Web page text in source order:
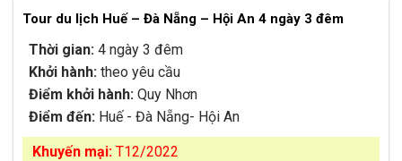
Tour du lịch Huế – Đà Nẵng – Hội An 4 ngày 3 đêm
Thời gian: 4 ngày 3 đêm
Khởi hành: theo yêu cầu
Điểm khởi hành: Quy Nhơn
Điểm đến: Huế - Đà Nẵng- Hội An
Khuyến mại:T12/2022